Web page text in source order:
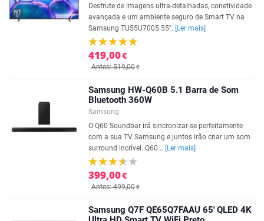
Desfrute de imagens ultra-detalhadas, conetividade
avançada e um ambiente seguro de Smart TV na
Samsung TU55U7005 55".
[Ler mais]
419,00€
Antes: 519,00€
Samsung HW-Q60B 5.1 Barra de Som
Bluetooth 360W
Samsung
O Q60 Soundbar irá sincronizar-se perfeitamente
com a sua TV Samsung e juntos irão criar um som
surround incrível. Q60...
[Ler mais]
399,00€
Antes: 499,00€
Samsung Q7F QE65Q7FAAU 65' QLED 4K